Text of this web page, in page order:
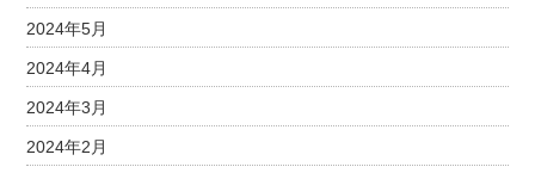
2024年5月
2024年4月
2024年3月
2024年2月